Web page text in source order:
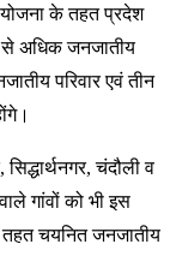
के तहत प्रदेश
से अधिक जनजातीय
परिवार एवं तीन
चंदौली व
गांवों को भी इस
तहत चयनित जनजातीय